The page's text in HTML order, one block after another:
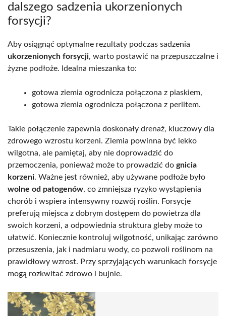
dalszego sadzenia ukorzenionych
forsycji?
Aby osiągnąć optymalne rezultaty podczas sadzenia
ukorzenionych forsycji, warto postawić na przepuszczalne i
żyzne podłoże. Idealna mieszanka to:
gotowa ziemia ogrodnicza połączona z piaskiem,
gotowa ziemia ogrodnicza połączona z perlitem.
Takie połączenie zapewnia doskonały drenaż, kluczowy dla
zdrowego wzrostu korzeni. Ziemia powinna być lekko
wilgotna, ale pamiętaj, aby nie doprowadzić do
przemoczenia, ponieważ może to prowadzić do gnicia
korzeni. Ważne jest również, aby używane podłoże było
wolne od patogenów, co zmniejsza ryzyko wystąpienia
chorób i wspiera intensywny rozwój roślin. Forsycje
preferują miejsca z dobrym dostępem do powietrza dla
swoich korzeni, a odpowiednia struktura gleby może to
ułatwić. Koniecznie kontroluj wilgotność, unikając zarówno
przesuszenia, jak i nadmiaru wody, co pozwoli roślinom na
prawidłowy wzrost. Przy sprzyjających warunkach forsycje
mogą rozkwitać zdrowo i bujnie.